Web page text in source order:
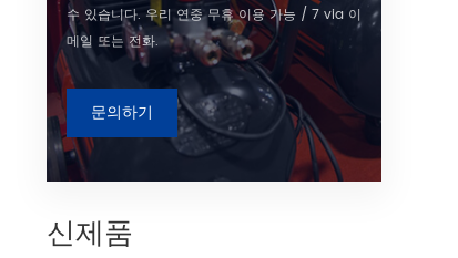
수 있습니다. 우리 연중 무휴 이용 가능 / 7 via 이
메일 또는 전화.
문의하기
신제품